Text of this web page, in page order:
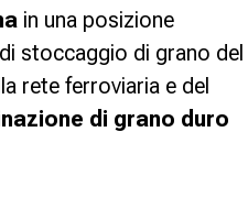
in una posizione
stoccaggio di grano del
rete ferroviaria e del
di grano duro